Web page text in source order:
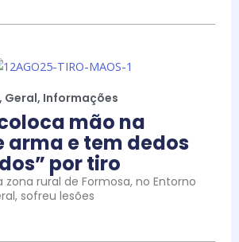
, Geral, Informações
mão na
arma e tem dedos
por tiro
rural de Formosa, no Entorno
sofreu lesões